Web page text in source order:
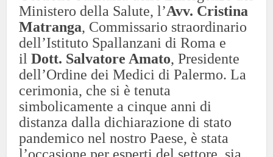
Ministero della Salute, l’Avv. Cristina
Matranga, Commissario straordinario
dell’Istituto Spallanzani di Roma e
ilDott. Salvatore Amato, Presidente
dell’Ordine dei Medici di Palermo.La
cerimonia, che si è tenuta
simbolicamente a cinque anni di
distanza dalla dichiarazione di stato
pandemico nel nostro Paese, è stata